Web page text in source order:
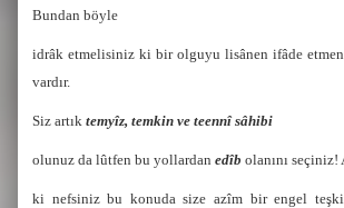
Bundan böyle
idrâk etmelisiniz ki bir olguyu lisânen ifâde
vardır.
Siz artıktemyîz, temkin ve teennî sâhibi
olunuz da lûtfen bu yollardanedîb olanını seçiniz!
ki nefsiniz bu konuda size azîm bir engel